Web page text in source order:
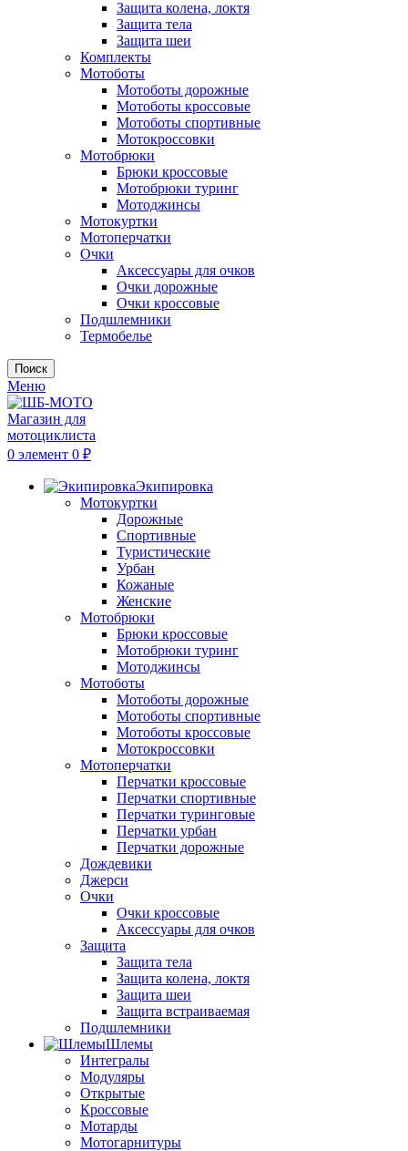
Защита колена, локтя
Защита тела
Защита шеи
Комплекты
Мотоботы
Мотоботы дорожные
Мотоботы кроссовые
Мотоботы спортивные
Мотокроссовки
Мотобрюки
Брюки кроссовые
Мотобрюки туринг
Мотоджинсы
Мотокуртки
Мотоперчатки
Очки
Аксессуары для очков
Очки дорожные
Очки кроссовые
Подшлемники
Термобелье
Поиск
Меню
0 элемент 0 ₽
Экипировка
Мотокуртки
Дорожные
Спортивные
Туристические
Урбан
Кожаные
Женские
Мотобрюки
Брюки кроссовые
Мотобрюки туринг
Мотоджинсы
Мотоботы
Мотоботы дорожные
Мотоботы спортивные
Мотоботы кроссовые
Мотокроссовки
Мотоперчатки
Перчатки кроссовые
Перчатки спортивные
Перчатки туринговые
Перчатки урбан
Перчатки дорожные
Дождевики
Джерси
Очки
Очки кроссовые
Аксессуары для очков
Защита
Защита тела
Защита колена, локтя
Защита шеи
Защита встраиваемая
Подшлемники
Шлемы
Интегралы
Модуляры
Открытые
Кроссовые
Мотарды
Мотогарнитуры